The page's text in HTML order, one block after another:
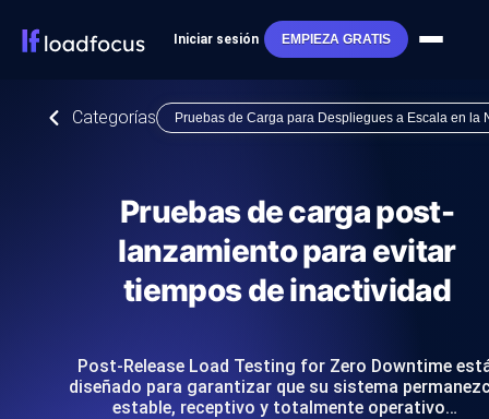
Iniciar sesión EMPIEZA GRATIS
Categorías Pruebas de Carga para Despliegues a Escala en la
Pruebas de carga post-
lanzamiento para evitar
tiempos de inactividad
Post-Release Load Testing for Zero Downtime
diseñado para garantizar que su sistema
estable, receptivo y totalmente operativo…